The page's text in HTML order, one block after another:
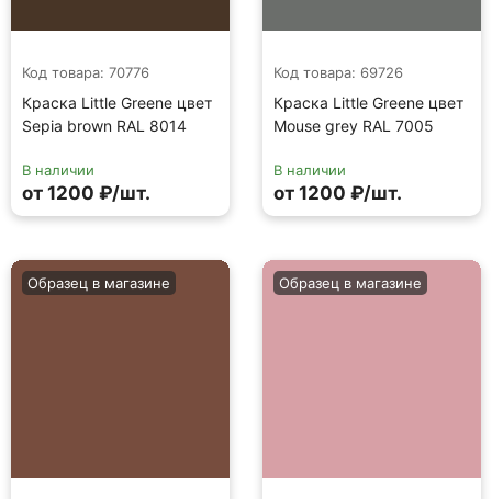
Код товара: 70776
Краска Little Greene цвет
Sepia brown RAL 8014
В наличии
от 1200 ₽/шт.
Код товара: 69726
Краска Little Greene цвет
Mouse grey RAL 7005
В наличии
от 1200 ₽/шт.
Образец в магазине Образец в магазине